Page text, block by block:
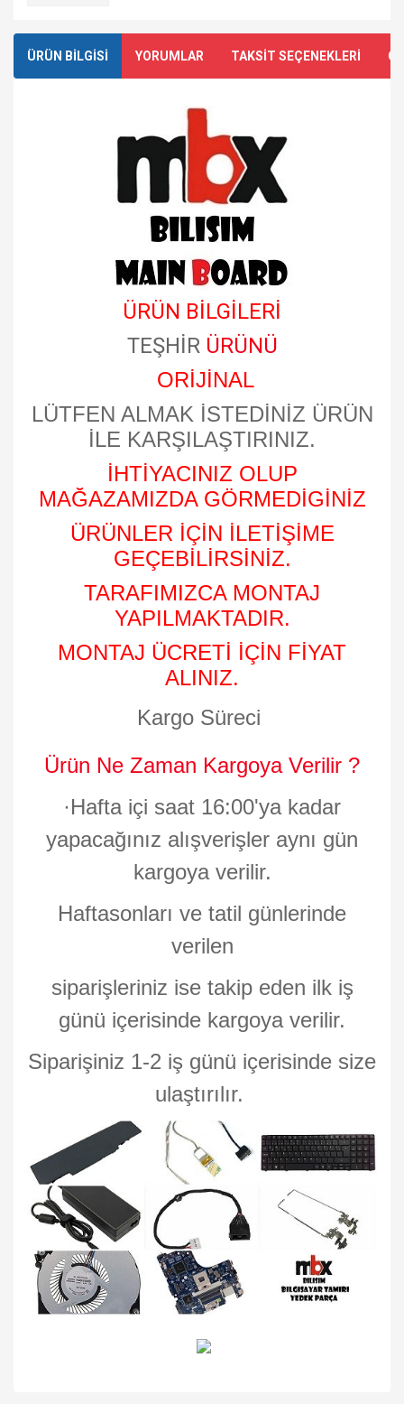
ÜRÜN BİLGİSİ YORUMLAR TAKSİT SEÇENEKLERİ
ÜRÜN BİLGİLERİ
TEŞHİR ÜRÜNÜ
ORİJİNAL
LÜTFEN ALMAK İSTEDİNİZ ÜRÜN
İLE KARŞILAŞTIRINIZ.
İHTİYACINIZ OLUP
MAĞAZAMIZDA GÖRMEDİGİNİZ
ÜRÜNLER İÇİN İLETİŞİME
GEÇEBİLİRSİNİZ.
TARAFIMIZCA MONTAJ
YAPILMAKTADIR.
MONTAJ ÜCRETİ İÇİN FİYAT
ALINIZ.
Kargo Süreci
Ürün Ne Zaman Kargoya Verilir ?
·Hafta içi saat 16:00'ya kadar
yapacağınız alışverişler aynı gün
kargoya verilir.
Haftasonları ve tatil günlerinde
verilen
siparişleriniz ise takip eden ilk iş
günü içerisinde kargoya verilir.
Siparişiniz 1-2 iş günü içerisinde size
ulaştırılır.